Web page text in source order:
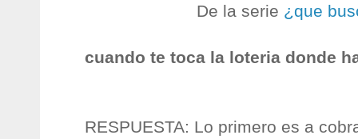
De la serie ¿que
cuando te toca la loteria donde
RESPUESTA: Lo primero es a